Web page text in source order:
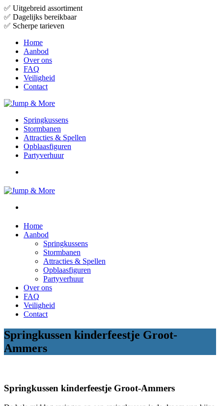
✅ Uitgebreid assortiment
✅ Dagelijks bereikbaar
✅ Scherpe tarieven
Home
Aanbod
Over ons
FAQ
Veiligheid
Contact
Springkussens
Stormbanen
Attracties & Spellen
Opblaasfiguren
Partyverhuur
Home
Aanbod
Springkussens
Stormbanen
Attracties & Spellen
Opblaasfiguren
Partyverhuur
Over ons
FAQ
Veiligheid
Contact
Springkussen kinderfeestje Groot-
Ammers
Springkussen kinderfeestje Groot-Ammers